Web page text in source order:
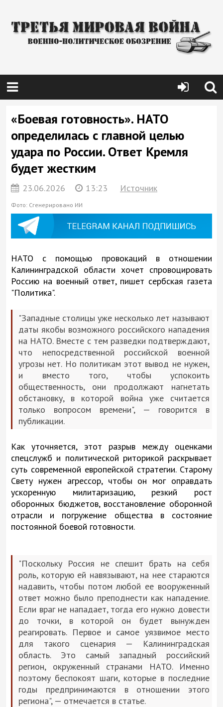
«Боевая готовность». НАТО
определилась с главной целью
удара по России. Ответ Кремля
будет жестким
23.06.2026 13:23 Источник
Фото: Сгенерировано ИИ
НАТО с помощью провокаций в отношении
Калининградской области хочет спровоцировать
Россию на военный ответ, пишет сербская газета
"Политика".
"Западные столицы уже несколько лет называют
даты якобы возможного российского нападения
на НАТО. Вместе с тем разведки подтверждают,
что непосредственной российской военной
угрозы нет. Но политикам этот вывод не нужен,
и вместо того, чтобы успокоить
общественность, они продолжают нагнетать
обстановку, в которой война уже считается
только вопросом времени", — говорится в
публикации.
Как уточняется, этот разрыв между оценками
спецслужб и политической риторикой раскрывает
суть современной европейской стратегии. Старому
Свету нужен агрессор, чтобы он мог оправдать
ускоренную милитаризацию, резкий рост
оборонных бюджетов, восстановление оборонной
отрасли и погружение общества в состояние
постоянной боевой готовности.
"Поскольку Россия не спешит брать на себя
роль, которую ей навязывают, на нее стараются
надавить, чтобы потом любой ее вооруженный
ответ можно было преподнести как нападение.
Если враг не нападает, тогда его нужно довести
до точки, в которой он будет вынужден
реагировать. Первое и самое уязвимое место
для такого сценария — Калининградская
область. Это самый западный российский
регион, окруженный странами НАТО. Именно
поэтому беспокоят шаги, которые в последние
годы предпринимаются в отношении этого
региона", — отмечается в статье.